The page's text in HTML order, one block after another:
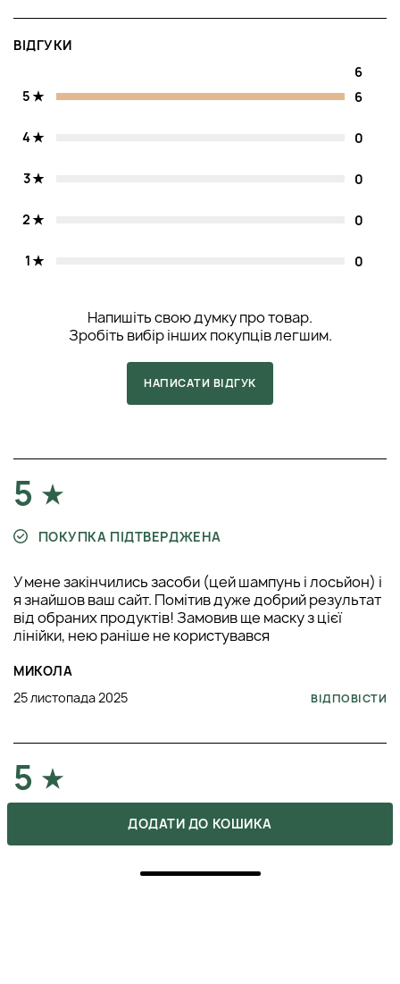
ВІДГУКИ
6
5
6
4 0
3 0
2 0
1 0
Напишіть свою думку про товар.
Зробіть вибір інших покупців легшим.
НАПИСАТИ ВІДГУК
5
ПОКУПКА ПІДТВЕРДЖЕНА
У мене закінчились засоби (цей шампунь і лосьйон) і
я знайшов ваш сайт. Помітив дуже добрий результат
від обраних продуктів! Замовив ще маску з цієї
лінійки, нею раніше не користувався
МИКОЛА
25 листопада 2025
ВІДПОВІСТИ
5
ПОКУПКА ПІДТВЕРДЖЕНА
ДОДАТИ ДО КОШИКА